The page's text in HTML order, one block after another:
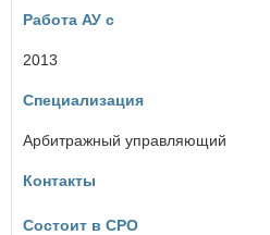
З
Забайкальский край
И
Иркутская область
Кабардино-Балкарская
Работа АУ с
2013
Специализация
Арбитражный управляющий
Контакты
Состоит в СРО
Имя пользователя: